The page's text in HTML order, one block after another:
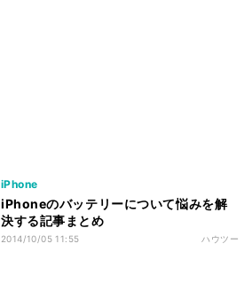
iPhone
iPhoneのバッテリーについて悩みを解
決する記事まとめ
2014/10/05 11:55 ハウツー